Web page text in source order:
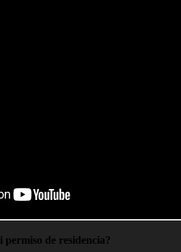
de residencia?